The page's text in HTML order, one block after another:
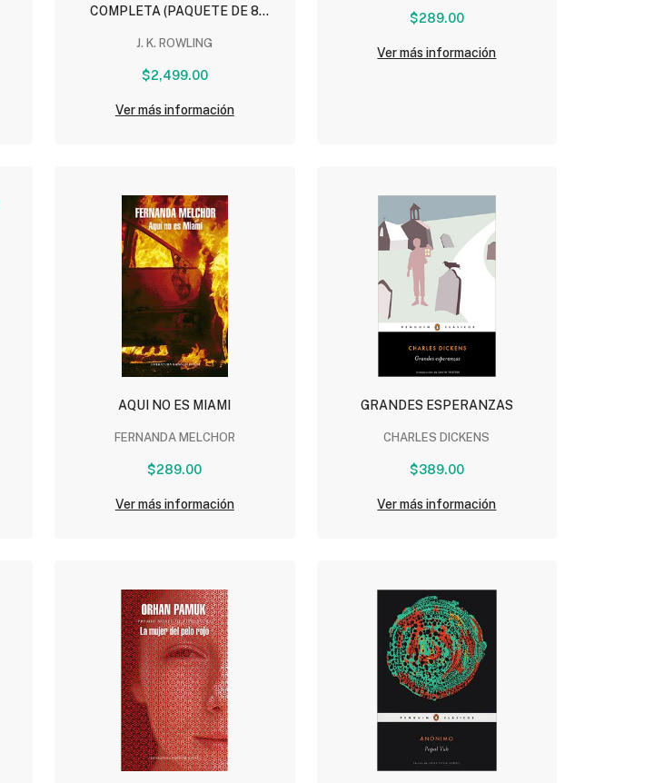
COMPLETA (PAQUETE DE 8
J. K. ROWLING
$2,499.00
Ver más información
$289.00
Ver más información
AQUI NO ES MIAMI
FERNANDA MELCHOR
$289.00
Ver más información
GRANDES ESPERANZAS
CHARLES DICKENS
$389.00
Ver más información